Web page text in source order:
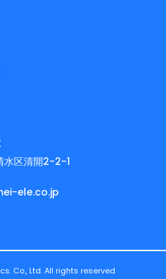
区清開2-2-1
ele.co.jp
Co., Ltd. All rights reserved